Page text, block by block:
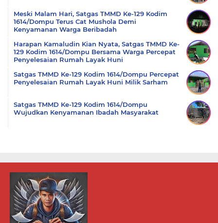
Meski Malam Hari, Satgas TMMD Ke-129 Kodim
1614/Dompu Terus Cat Mushola Demi
Kenyamanan Warga Beribadah
Harapan Kamaludin Kian Nyata, Satgas TMMD Ke-
129 Kodim 1614/Dompu Bersama Warga Percepat
Penyelesaian Rumah Layak Huni
Satgas TMMD Ke-129 Kodim 1614/Dompu Percepat
Penyelesaian Rumah Layak Huni Milik Sarham
Satgas TMMD Ke-129 Kodim 1614/Dompu
Wujudkan Kenyamanan Ibadah Masyarakat